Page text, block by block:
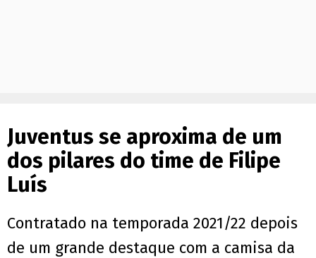
Juventus se aproxima de um
dos pilares do time de Filipe
Luís
Contratado na temporada 2021/22 depois
de um grande destaque com a camisa da